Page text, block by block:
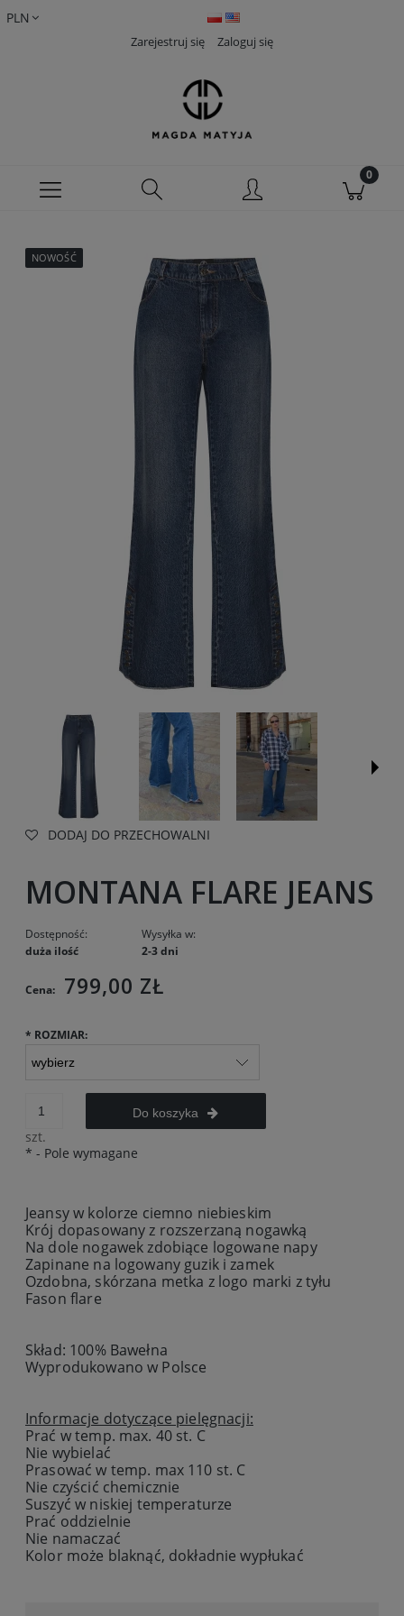
Zarejestruj się Zaloguj się
NOWOŚĆ
DODAJ DO PRZECHOWALNI
MONTANA FLARE JEANS
Dostępność:
duża ilość
Wysyłka w:
2-3 dni
Cena: 799,00 ZŁ
* ROZMIAR:
szt.
Do koszyka
* - Pole wymagane
Jeansy w kolorze ciemno niebieskim
Krój dopasowany z rozszerzaną nogawką
Na dole nogawek zdobiące logowane napy
Zapinane na logowany guzik i zamek
Ozdobna, skórzana metka z logo marki z tyłu
Fason flare
Skład: 100% Bawełna
Wyprodukowano w Polsce
Informacje dotyczące pielęgnacji:
Prać w temp. max. 40 st. C
Nie wybielać
Prasować w temp. max 110 st. C
Nie czyścić chemicznie
Suszyć w niskiej temperaturze
Prać oddzielnie
Nie namaczać
Kolor może blaknąć, dokładnie wypłukać